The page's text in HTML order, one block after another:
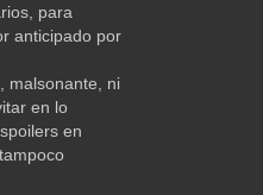
para
anticipado por
malsonante, ni
en lo
en